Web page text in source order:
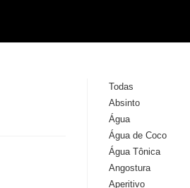
Todas
Absinto
Água
Água de Coco
Água Tônica
Angostura
Aperitivo